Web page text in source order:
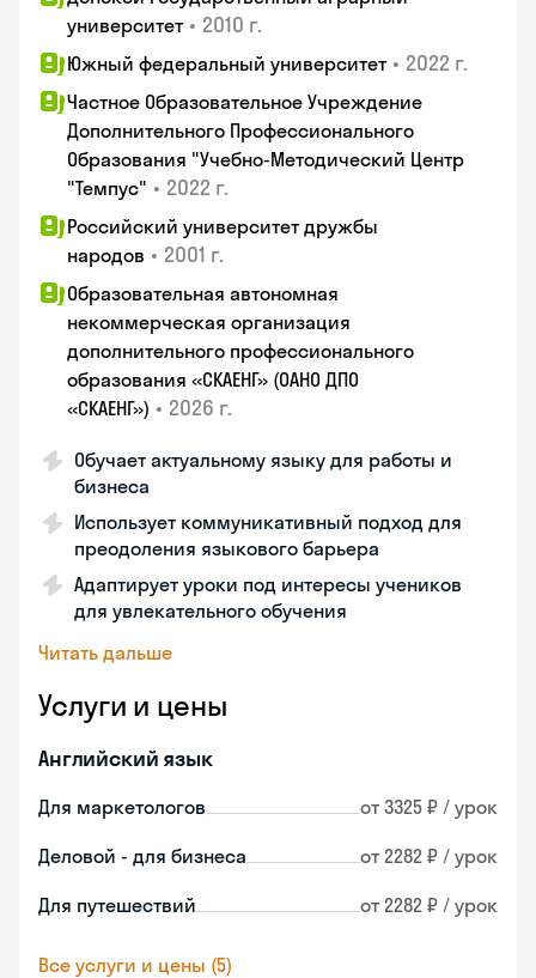
университет • 2010 г.
Южный федеральный университет • 2022 г.
Частное Образовательное Учреждение
Дополнительного Профессионального
Образования "Учебно-Методический Центр
"Темпус" • 2022 г.
Российский университет дружбы
народов • 2001 г.
Образовательная автономная
некоммерческая организация
дополнительного профессионального
образования «СКАЕНГ» (ОАНО ДПО
«СКАЕНГ») • 2026 г.
Обучает актуальному языку для работы и
бизнеса
Использует коммуникативный подход для
преодоления языкового барьера
Адаптирует уроки под интересы учеников
для увлекательного обучения
Читать дальше
Услуги и цены
Английский язык
Для маркетологов от 3325 ₽ / урок
Деловой - для бизнеса от 2282 ₽ / урок
Для путешествий от 2282 ₽ / урок
Все услуги и цены (5)